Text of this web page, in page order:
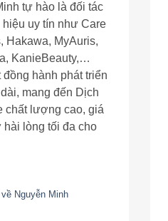
tự hào là đối tác
uy tín như Care
Hakawa, MyAuris,
KanieBeauty,…
hành phát triển
mang đến Dịch
chất lượng cao, giá
lòng tối đa cho
Nguyễn Minh